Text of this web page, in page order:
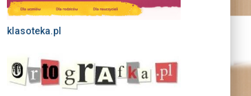
klasoteka.pl